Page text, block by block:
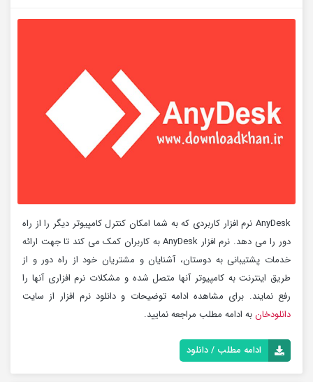
AnyDesk نرم افزار کاربردی که به شما امکان کنترل کامپیوتر دیگر را از راه
دور را می دهد. نرم افزار AnyDesk به کاربران کمک می کند تا جهت ارائه
خدمات پشتیبانی به دوستان، آشنایان و مشتریان خود از راه دور و از
طریق اینترنت به کامپیوتر آنها متصل شده و مشکلات نرم افزاری آنها را
رفع نمایند. برای مشاهده ادامه توضیحات و دانلود نرم افزار از سایت
دانلودخانبه ادامه مطلب مراجعه نمایید.
ادامه مطلب / دانلود